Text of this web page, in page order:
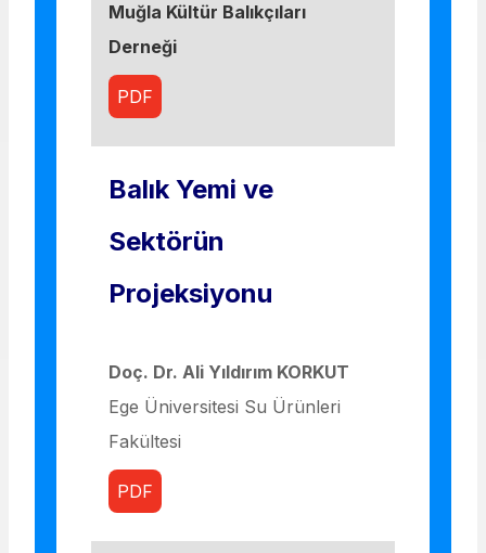
Muğla Kültür Balıkçıları
Derneği
PDF
Balık Yemi ve
Sektörün
Projeksiyonu
Doç. Dr. Ali Yıldırım KORKUT
Ege Üniversitesi Su Ürünleri
Fakültesi
PDF